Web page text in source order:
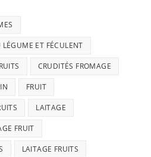
ET FÉCULENT
CRUDITÉS FROMAGE
FRUIT
LAITAGE
FRUIT
LAITAGE FRUITS